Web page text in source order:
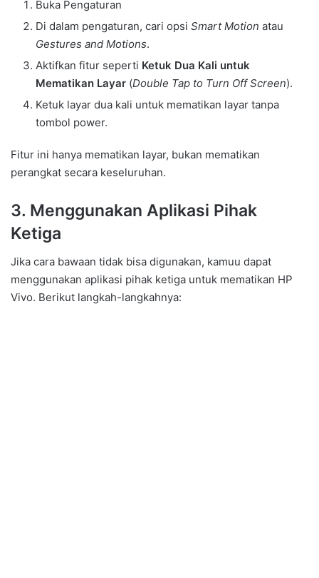
Buka Pengaturan
Di dalam pengaturan, cari opsi Smart Motion atau
Gestures and Motions.
Aktifkan fitur seperti Ketuk Dua Kali untuk
Mematikan Layar (Double Tap to Turn Off Screen).
Ketuk layar dua kali untuk mematikan layar tanpa
tombol power.
Fitur ini hanya mematikan layar, bukan mematikan
perangkat secara keseluruhan.
3. Menggunakan Aplikasi Pihak
Ketiga
Jika cara bawaan tidak bisa digunakan, kamuu dapat
menggunakan aplikasi pihak ketiga untuk mematikan HP
Vivo. Berikut langkah-langkahnya: